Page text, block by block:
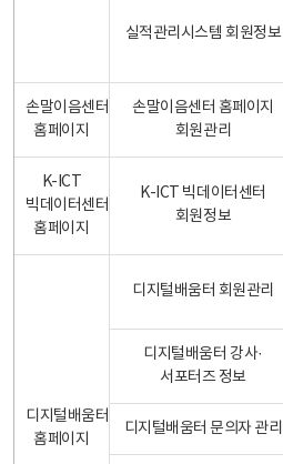
실적관리시스템 회원정보
손말이음센터
홈페이지
손말이음센터 홈페이지
회원관리
K-ICT
빅데이터센터
홈페이지
K-ICT 빅데이터센터
회원정보
디지털배움터
홈페이지
디지털배움터 회원관리
디지털배움터 강사·
서포터즈 정보
디지털배움터 문의자 관리